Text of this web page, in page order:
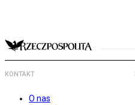
KONTAKT
O nas